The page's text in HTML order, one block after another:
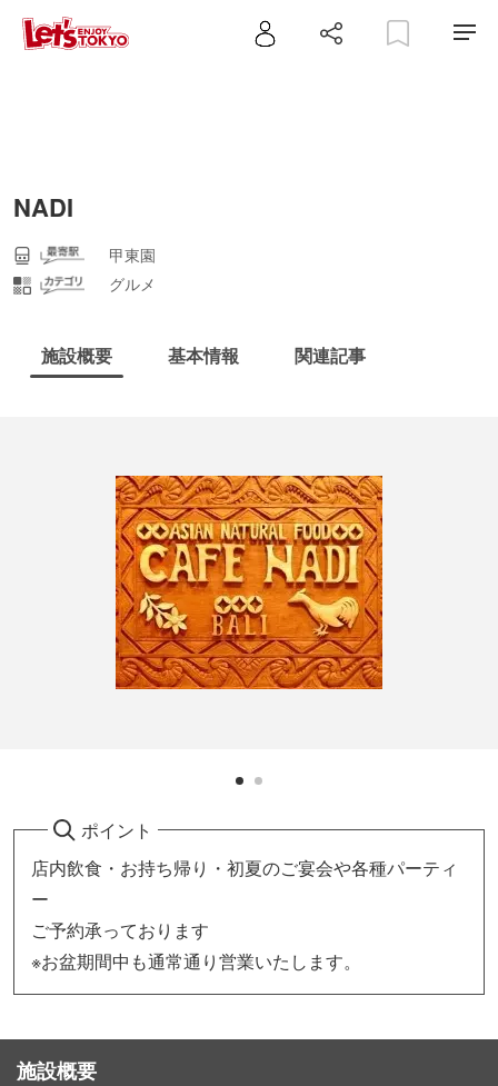
NADI
甲東園
グルメ
施設概要 基本情報 関連記事
ポイント
店内飲食・お持ち帰り・初夏のご宴会や各種パーティ
ー
ご予約承っております
※お盆期間中も通常通り営業いたします。
施設概要